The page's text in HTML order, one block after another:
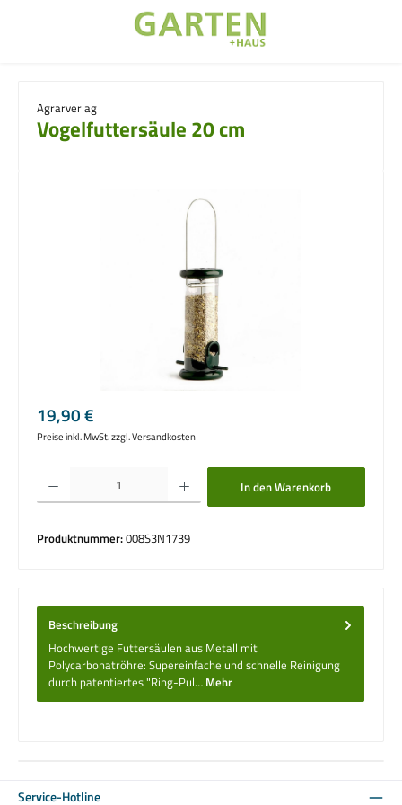
Agrarverlag
Vogelfuttersäule 20 cm
Regulärer Preis:
19,90 €
Preise inkl. MwSt. zzgl. Versandkosten
Produkt Anzahl: Gib den gewünschten Wert ein oder benutze die Schaltflächen um
In den Warenkorb
Produktnummer:008S3N1739
Beschreibung
Hochwertige Futtersäulen aus Metall mit
Polycarbonatröhre: Supereinfache und schnelle Reinigung
durch patentiertes "Ring-Pul… Mehr
Service-Hotline